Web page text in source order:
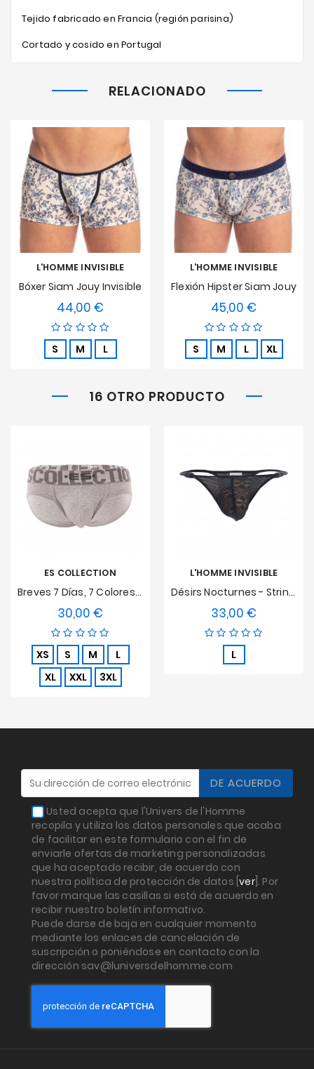
Tejido fabricado en Francia (región parisina)
Cortado y cosido en Portugal
RELACIONADO
L'HOMME INVISIBLE
Bóxer Siam Jouy Invisible
44,00 €
S M L
L'HOMME INVISIBLE
Flexión Hipster Siam Jouy
45,00 €
S M L XL
16 OTRO PRODUCTO
ES COLLECTION
Breves 7 Días, 7 Colores 3.0 - Gris
30,00 €
XS S M
L
XL
XXL 3XL
L'HOMME INVISIBLE
Désirs Nocturnes - String Striptease
33,00 €
L
Usted acepta que l'Univers de l'Homme
recopila y utiliza los datos personales que acaba
de facilitar en este formulario con el fin de
enviarle ofertas de marketing personalizadas
que ha aceptado recibir, de acuerdo con
nuestra política de protección de datos [ver]. Por
favor marque las casillas si está de acuerdo en
recibir nuestro boletín informativo.
Puede darse de baja en cualquier momento
mediante los enlaces de cancelación de
suscripción o poniéndose en contacto con la
dirección sav@luniversdelhomme.com